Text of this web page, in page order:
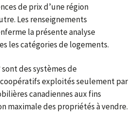
de prix d’une région
Les renseignements
la présente analyse
les catégories de logements.
sont des systèmes de
exploités seulement par
canadiennes aux fins
maximale des propriétés à vendre.